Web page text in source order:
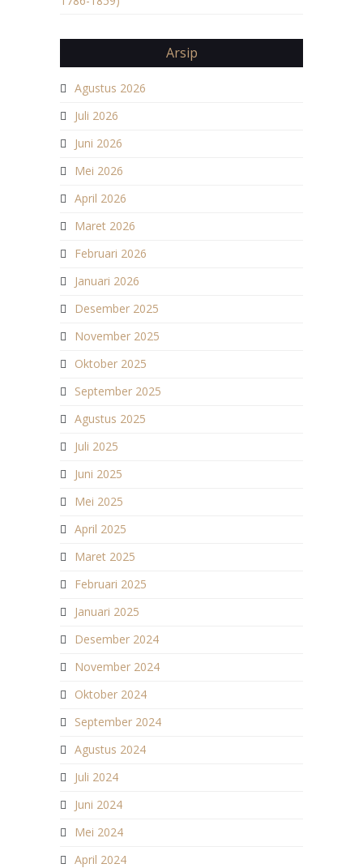
Arsip
Agustus 2026
Juli 2026
Juni 2026
Mei 2026
April 2026
Maret 2026
Februari 2026
Januari 2026
Desember 2025
November 2025
Oktober 2025
September 2025
Agustus 2025
Juli 2025
Juni 2025
Mei 2025
April 2025
Maret 2025
Februari 2025
Januari 2025
Desember 2024
November 2024
Oktober 2024
September 2024
Agustus 2024
Juli 2024
Juni 2024
Mei 2024
April 2024